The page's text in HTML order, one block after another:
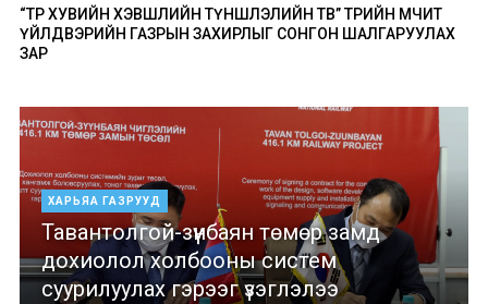
“ТӨР ХУВИЙН ХЭВШЛИЙН ТҮНШЛЭЛИЙН ТӨВ” ТӨРИЙН ӨМЧИТ
ҮЙЛДВЭРИЙН ГАЗРЫН ЗАХИРЛЫГ СОНГОН ШАЛГАРУУЛАХ
ЗАР
ХАРЬЯА ГАЗРУУД
Тавантолгой-зүүнбаян төмөр замд
дохиолол холбооны систем
суурилуулах гэрээг үзэглэлээ